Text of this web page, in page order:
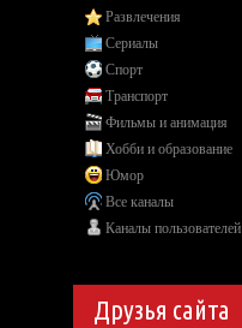
Развлечения
Сериалы
Спорт
Транспорт
Фильмы и анимация
Хобби и образование
Юмор
Все каналы
Каналы пользователей
Друзья сайта